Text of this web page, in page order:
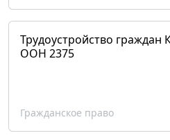
Трудоустройство
ООН 2375
Гражданское право